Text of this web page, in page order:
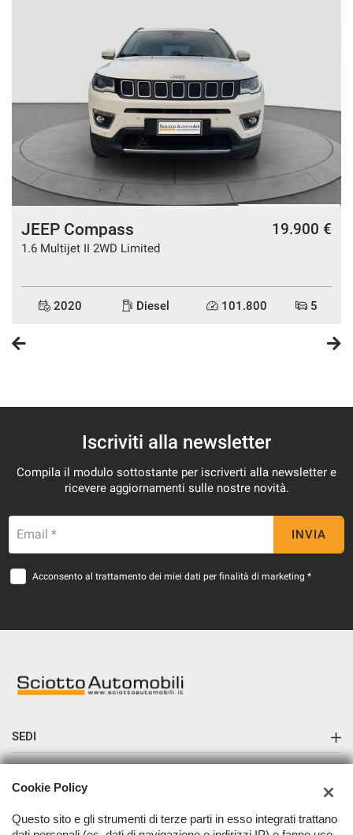
JEEP Compass
1.6 Multijet II 2WD Limited
19.900 €
2020 Diesel 101.800 5
Iscriviti alla newsletter
Compila il modulo sottostante per iscriverti alla newsletter e
ricevere aggiornamenti sulle nostre novità.
Email * INVIA
Acconsento al trattamento dei miei dati per finalità di marketing *
SEDI
Sciotto Automobili Messina
Sciotto Automobili Pace del Mela
Sciotto Automobili Capo d'Orlando
AZIENDA
Cookie Policy
Questo sito e gli strumenti di terze parti in esso integrati trattano